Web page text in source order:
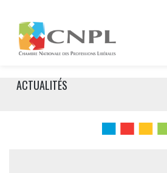
content
ACTUALITÉS